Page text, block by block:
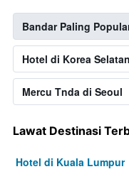
Bandar Paling
Hotel di Korea Selatan
Mercu Tnda di Seoul
Lawat Destinasi
Hotel di Kuala Lumpur